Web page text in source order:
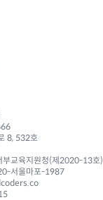
8, 532호
부교육지원청(제2020-13호)
서울마포-1987